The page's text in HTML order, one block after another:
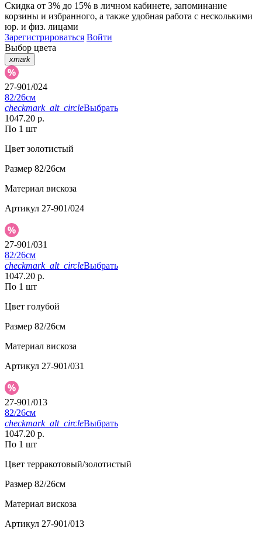
Скидка от 3% до 15% в личном кабинете, запоминание
корзины и избранного, а также удобная работа с несколькими
юр. и физ. лицами
Зарегистрироваться Войти
Выбор цвета
xmark
27-901/024
82/26см
checkmark_alt_circleВыбрать
1047.20 р.
По 1 шт
Цвет золотистый
Размер 82/26см
Материал вискоза
Артикул 27-901/024
27-901/031
82/26см
checkmark_alt_circleВыбрать
1047.20 р.
По 1 шт
Цвет голубой
Размер 82/26см
Материал вискоза
Артикул 27-901/031
27-901/013
82/26см
checkmark_alt_circleВыбрать
1047.20 р.
По 1 шт
Цвет терракотовый/золотистый
Размер 82/26см
Материал вискоза
Артикул 27-901/013